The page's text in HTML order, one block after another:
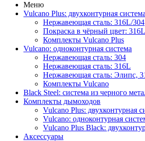
Меню
Vulcano Plus: двухконтурная система
Нержавеющая сталь: 316L/304
Покраска в чёрный цвет:
Комплекты Vulcano Plus
Vulcano: одноконтурная система
Нержавеющая сталь: 304
Нержавеющая сталь: 316L
Нержавеющая сталь: Элипс,
Комплекты Vulcano
Black Steel: система из черного
Комплекты дымоходов
Vulcano Plus: двухконтурная
Vulcano: одноконтурная
Vulcano Plus Black:
Аксессуары